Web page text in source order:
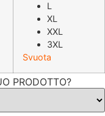
L
XL
XXL
3XL
Svuota
PRODOTTO?